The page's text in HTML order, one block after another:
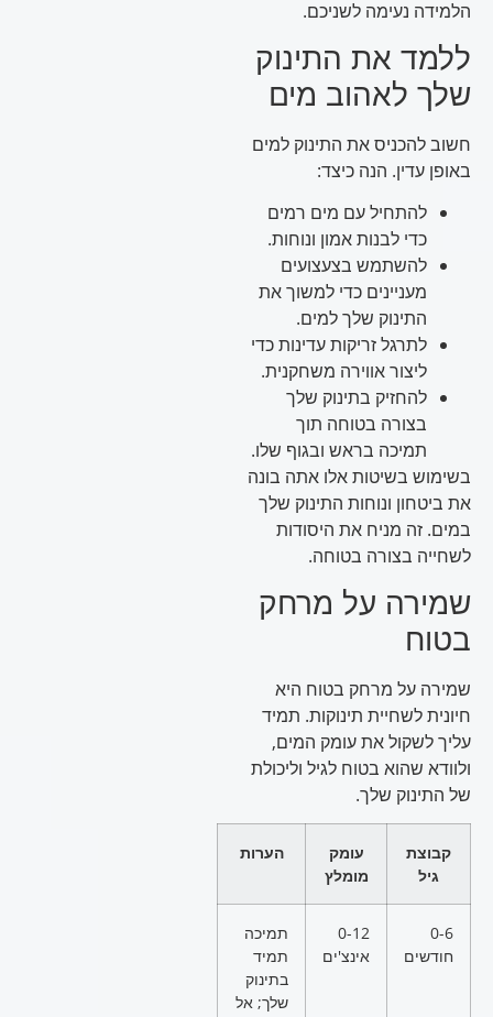
הלמידה נעימה לשניכם.
ללמד את התינוק
שלך לאהוב מים
חשוב להכניס את התינוק למים
באופן עדין. הנה כיצד:
להתחיל עם מים רמים
כדי לבנות אמון ונוחות.
להשתמש בצעצועים
מעניינים כדי למשוך את
התינוק שלך למים.
לתרגל זריקות עדינות כדי
ליצור אווירה משחקנית.
להחזיק בתינוק שלך
בצורה בטוחה תוך
תמיכה בראש ובגוף שלו.
בשימוש בשיטות אלו אתה בונה
את ביטחון ונוחות התינוק שלך
במים. זה מניח את היסודות
לשחייה בצורה בטוחה.
שמירה על מרחק
בטוח
שמירה על מרחק בטוח היא
חיונית לשחיית תינוקות. תמיד
עליך לשקול את עומק המים,
ולוודא שהוא בטוח לגיל וליכולת
של התינוק שלך.
קבוצת
גיל
עומק
מומלץ
הערות
0-6
חודשים
0-12
אינצ'ים
תמיכה
תמיד
בתינוק
שלך; אל